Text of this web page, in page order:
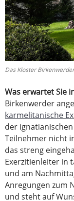
Das Kloster
Was erwartet Sie
Birkenwerder
karmelitanische
der
Teilnehmer nicht
das streng
Exerzitienleiter in
und am
Anregungen zum
und steht auf